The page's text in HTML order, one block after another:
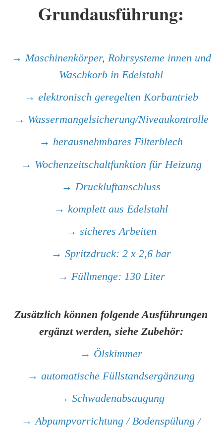
Grundausführung:
→ Maschinenkörper, Rohrsysteme innen und
Waschkorb in Edelstahl
→ elektronisch geregelten Korbantrieb
→ Wassermangelsicherung/Niveaukontrolle
→ herausnehmbares Filterblech
→ Wochenzeitschaltfunktion für Heizung
→ Druckluftanschluss
→ komplett aus Edelstahl
→ sicheres Arbeiten
→ Spritzdruck: 2 x 2,6 bar
→ Füllmenge: 130 Liter
Zusätzlich können folgende Ausführungen
ergänzt werden, siehe Zubehör:
→ Ölskimmer
→ automatische Füllstandsergänzung
→ Schwadenabsaugung
→ Abpumpvorrichtung / Bodenspülung /